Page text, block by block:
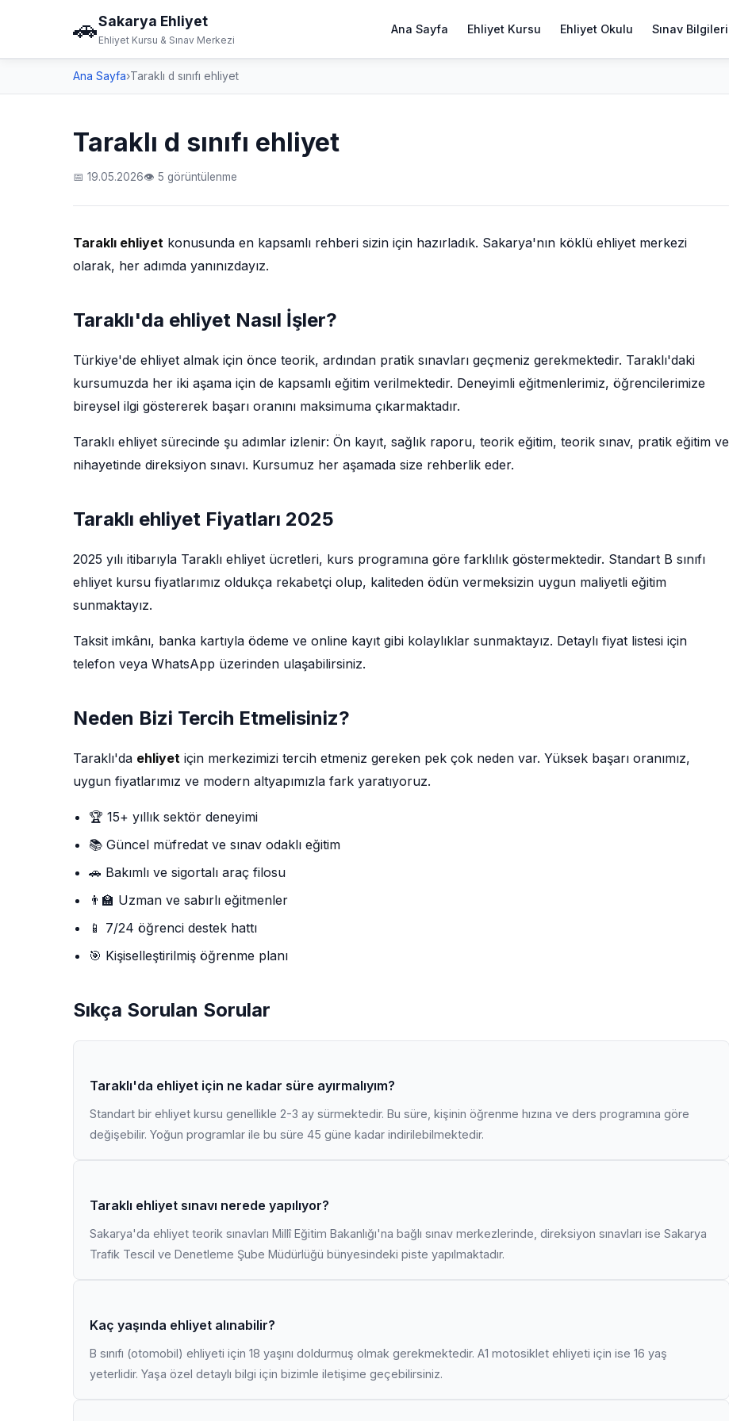
🚗Sakarya Ehliyet
Ehliyet Kursu & Sınav Merkezi
Ana Sayfa Ehliyet Kursu Ehliyet Okulu Sınav Bilgileri
Ana Sayfa›Taraklı d sınıfı ehliyet
Taraklı d sınıfı ehliyet
📅 19.05.2026👁 5 görüntülenme
Taraklı ehliyet konusunda en kapsamlı rehberi sizin için hazırladık. Sakarya'nın köklü ehliyet merkezi
olarak, her adımda yanınızdayız.
Taraklı'da ehliyet Nasıl İşler?
Türkiye'de ehliyet almak için önce teorik, ardından pratik sınavları geçmeniz gerekmektedir. Taraklı'daki
kursumuzda her iki aşama için de kapsamlı eğitim verilmektedir. Deneyimli eğitmenlerimiz, öğrencilerimize
bireysel ilgi göstererek başarı oranını maksimuma çıkarmaktadır.
Taraklı ehliyet sürecinde şu adımlar izlenir: Ön kayıt, sağlık raporu, teorik eğitim, teorik sınav, pratik eğitim ve
nihayetinde direksiyon sınavı. Kursumuz her aşamada size rehberlik eder.
Taraklı ehliyet Fiyatları 2025
2025 yılı itibarıyla Taraklı ehliyet ücretleri, kurs programına göre farklılık göstermektedir. Standart B sınıfı
ehliyet kursu fiyatlarımız oldukça rekabetçi olup, kaliteden ödün vermeksizin uygun maliyetli eğitim
sunmaktayız.
Taksit imkânı, banka kartıyla ödeme ve online kayıt gibi kolaylıklar sunmaktayız. Detaylı fiyat listesi için
telefon veya WhatsApp üzerinden ulaşabilirsiniz.
Neden Bizi Tercih Etmelisiniz?
Taraklı'da ehliyet için merkezimizi tercih etmeniz gereken pek çok neden var. Yüksek başarı oranımız,
uygun fiyatlarımız ve modern altyapımızla fark yaratıyoruz.
🏆 15+ yıllık sektör deneyimi
📚 Güncel müfredat ve sınav odaklı eğitim
🚗 Bakımlı ve sigortalı araç filosu
👨‍🏫 Uzman ve sabırlı eğitmenler
📱 7/24 öğrenci destek hattı
🎯 Kişiselleştirilmiş öğrenme planı
Sıkça Sorulan Sorular
Taraklı'da ehliyet için ne kadar süre ayırmalıyım?
Standart bir ehliyet kursu genellikle 2-3 ay sürmektedir. Bu süre, kişinin öğrenme hızına ve ders programına göre
değişebilir. Yoğun programlar ile bu süre 45 güne kadar indirilebilmektedir.
Taraklı ehliyet sınavı nerede yapılıyor?
Sakarya'da ehliyet teorik sınavları Millî Eğitim Bakanlığı'na bağlı sınav merkezlerinde, direksiyon sınavları ise Sakarya
Trafik Tescil ve Denetleme Şube Müdürlüğü bünyesindeki piste yapılmaktadır.
Kaç yaşında ehliyet alınabilir?
B sınıfı (otomobil) ehliyeti için 18 yaşını doldurmuş olmak gerekmektedir. A1 motosiklet ehliyeti için ise 16 yaş
yeterlidir. Yaşa özel detaylı bilgi için bizimle iletişime geçebilirsiniz.